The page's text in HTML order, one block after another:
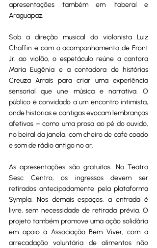
apresentações também em Itaberaí e
Araguapaz.
Sob a direção musical do violonista Luiz
Chaffin e com o acompanhamento de Front
Jr. ao violão, o espetáculo reúne a cantora
Maria Eugênia e a contadora de histórias
Creuza Arrais para criar uma experiência
sensorial que une música e narrativa. O
público é convidado a um encontro intimista,
onde histórias e cantigas evocam lembranças
afetivas – como uma prosa ao pé do ouvido,
no beiral da janela, com cheiro de café coado
e som de rádio antigo no ar.
As apresentações são gratuitas. No Teatro
Sesc Centro, os ingressos devem ser
retirados antecipadamente pela plataforma
Sympla. Nos demais espaços, a entrada é
livre, sem necessidade de retirada prévia. O
projeto também promove uma ação solidária
em apoio à Associação Bem Viver, com a
arrecadação voluntária de alimentos não